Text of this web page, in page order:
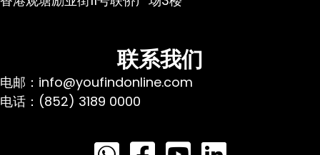
联系我们
电邮：info@youfindonline.com
电话：(852) 3189 0000